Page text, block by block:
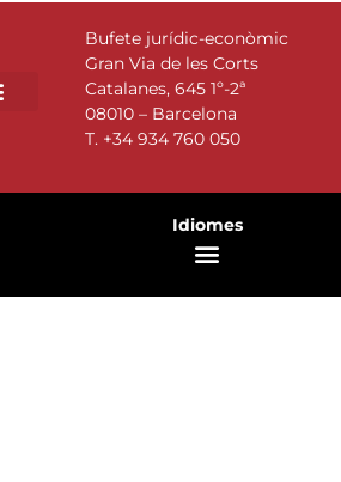
Bufete jurídic-econòmic
Gran Via de les Corts
Catalanes, 645 1º-2ª
08010 – Barcelona
T. +34 934 760 050
Idiomes